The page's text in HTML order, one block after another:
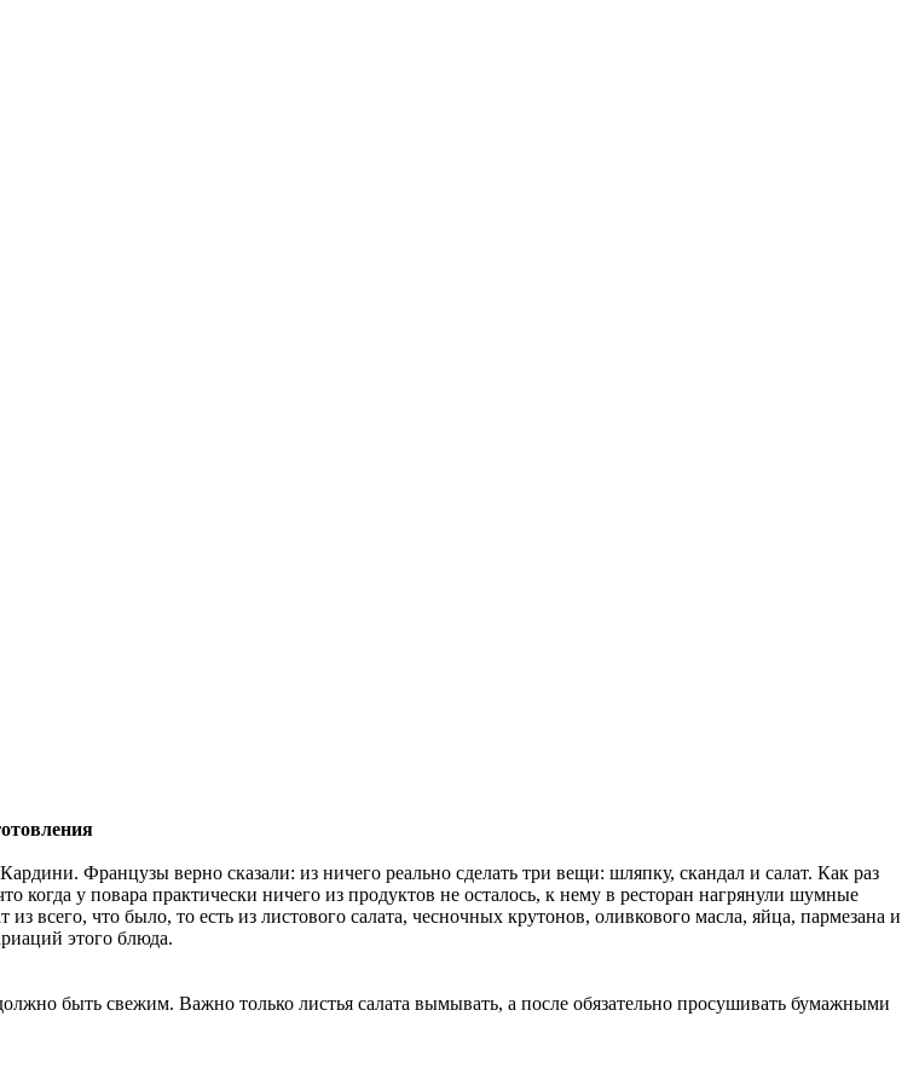
Французы верно сказали: из ничего реально сделать три вещи: шляпку, скандал и салат. Как раз
когда у повара практически ничего из продуктов не осталось, к нему в ресторан нагрянули шумные
всего, что было, то есть из листового салата, чесночных крутонов, оливкового масла, яйца, пармезана и
этого блюда.
быть свежим. Важно только листья салата вымывать, а после обязательно просушивать бумажными